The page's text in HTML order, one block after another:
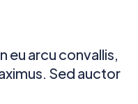
eu arcu convallis,
Sed auctor